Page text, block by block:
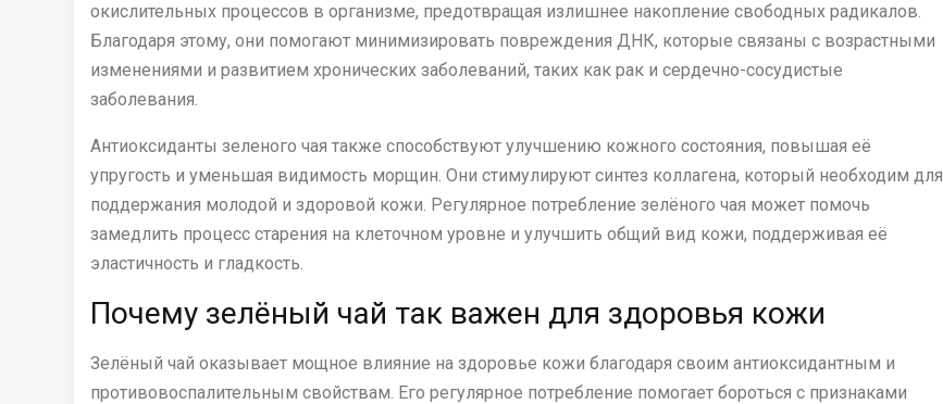
окислительных процессов в организме, предотвращая излишнее накопление свободных радикалов.
Благодаря этому, они помогают минимизировать повреждения ДНК, которые связаны с возрастными
изменениями и развитием хронических заболеваний, таких как рак и сердечно-сосудистые
заболевания.
Антиоксиданты зеленого чая также способствуют улучшению кожного состояния, повышая её
упругость и уменьшая видимость морщин. Они стимулируют синтез коллагена, который необходим для
поддержания молодой и здоровой кожи. Регулярное потребление зелёного чая может помочь
замедлить процесс старения на клеточном уровне и улучшить общий вид кожи, поддерживая её
эластичность и гладкость.
Почему зелёный чай так важен для здоровья кожи
Зелёный чай оказывает мощное влияние на здоровье кожи благодаря своим антиоксидантным и
противовоспалительным свойствам. Его регулярное потребление помогает бороться с признаками